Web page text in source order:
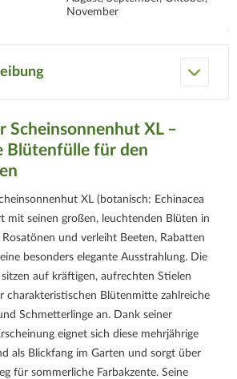
November
Scheinsonnenhut XL –
Blütenfülle für den
XL (botanisch: Echinacea
mit seinen großen, leuchtenden Blüten in
und verleiht Beeten, Rabatten
besonders elegante Ausstrahlung. Die
auf kräftigen, aufrechten Stielen
charakteristischen Blütenmitte zahlreiche
Schmetterlinge an. Dank seiner
eignet sich diese mehrjährige
als Blickfang im Garten und sorgt über
für sommerliche Farbakzente. Seine